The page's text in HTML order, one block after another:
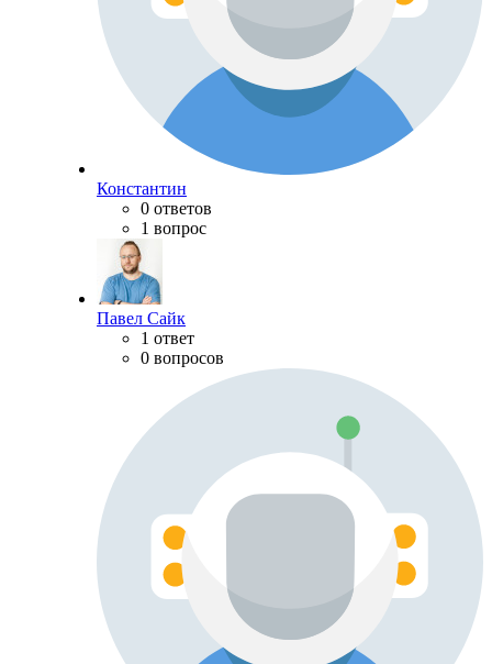
Константин
0 ответов
1 вопрос
Павел Сайк
1 ответ
0 вопросов